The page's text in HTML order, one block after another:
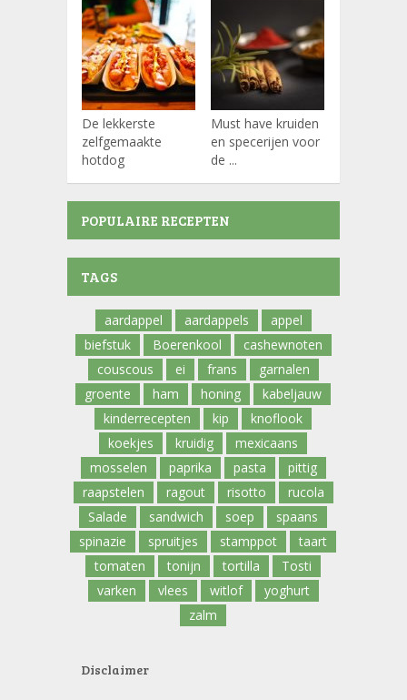
De lekkerste
zelfgemaakte
hotdog
Must have kruiden
en specerijen voor
de ...
POPULAIRE RECEPTEN
TAGS
aardappel aardappels
appel
biefstuk
Boerenkool
cashewnoten
couscous
ei frans
garnalen
groente
ham honing
kabeljauw
kinderrecepten
kip
knoflook
koekjes
kruidig
mexicaans
mosselen
paprika pasta
pittig
raapstelen
ragout risotto
rucola
Salade
sandwich soep
spaans
spinazie
spruitjes stamppot
taart
tomaten
tonijn tortilla
Tosti
varken
vlees witlof
yoghurt
zalm
Disclaimer